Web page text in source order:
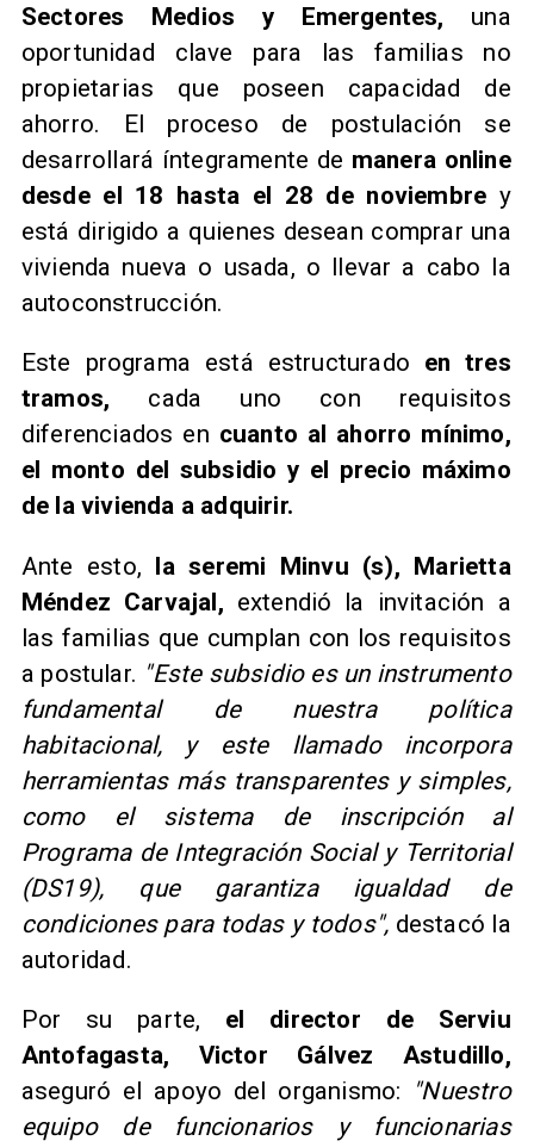
Sectores Medios y Emergentes, una
oportunidad clave para las familias no
propietarias que poseen capacidad de
ahorro. El proceso de postulación se
desarrollará íntegramente de manera online
desde el 18 hasta el 28 de noviembre y
está dirigido a quienes desean comprar una
vivienda nueva o usada, o llevar a cabo la
autoconstrucción.
Este programa está estructurado en tres
tramos, cada uno con requisitos
diferenciados en cuanto al ahorro mínimo,
el monto del subsidio y el precio máximo
de la vivienda a adquirir.
Ante esto, la seremi Minvu (s), Marietta
Méndez Carvajal, extendió la invitación a
las familias que cumplan con los requisitos
a postular. "Este subsidio es un instrumento
fundamental de nuestra política
habitacional, y este llamado incorpora
herramientas más transparentes y simples,
como el sistema de inscripción al
Programa de Integración Social y Territorial
(DS19), que garantiza igualdad de
condiciones para todas y todos", destacó la
autoridad.
Por su parte, el director de Serviu
Antofagasta, Victor Gálvez Astudillo,
aseguró el apoyo del organismo:
"Nuestro
equipo de funcionarios y funcionarias